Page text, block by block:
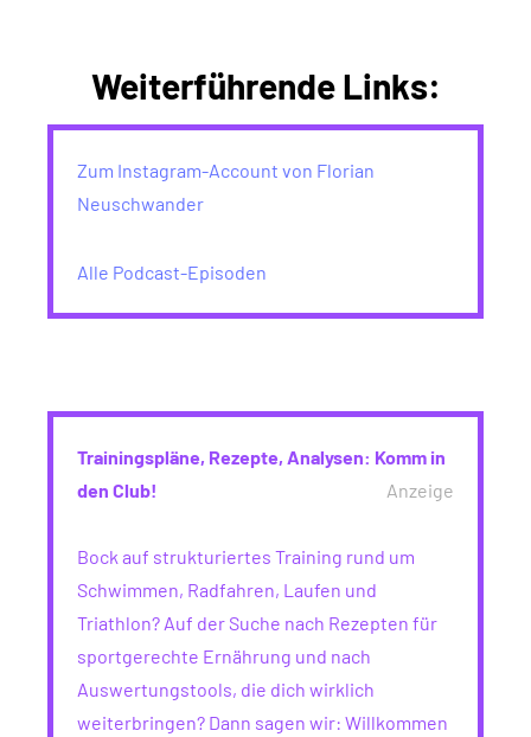
Weiterführende Links:
Zum Instagram-Account von Florian
Neuschwander
Alle Podcast-Episoden
Trainingspläne, Rezepte, Analysen: Komm in
den Club!
Anzeige
Bock auf strukturiertes Training rund um
Schwimmen, Radfahren, Laufen und
Triathlon? Auf der Suche nach Rezepten für
sportgerechte Ernährung und nach
Auswertungstools, die dich wirklich
weiterbringen? Dann sagen wir: Willkommen